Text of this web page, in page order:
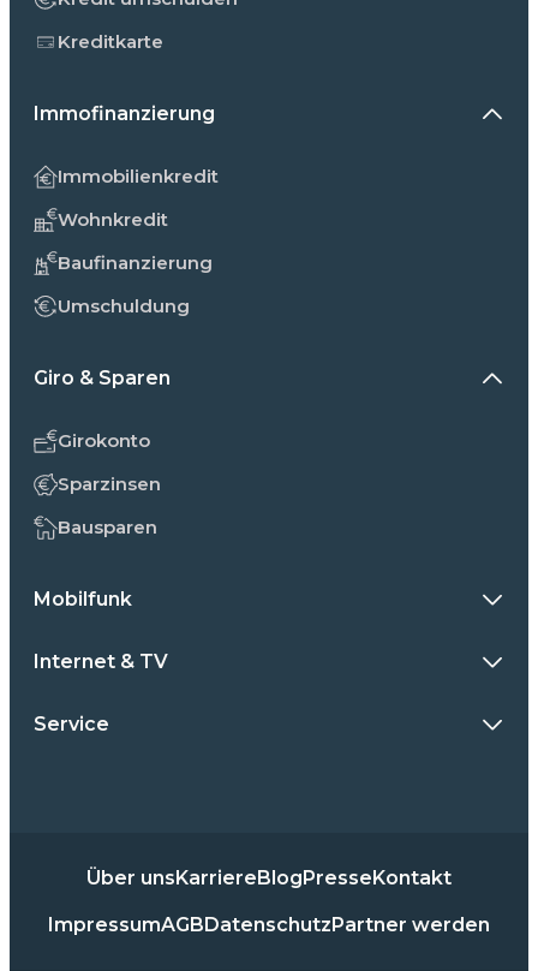
Kreditkarte
Immofinanzierung
Immobilienkredit
Wohnkredit
Baufinanzierung
Umschuldung
Giro & Sparen
Girokonto
Sparzinsen
Bausparen
Mobilfunk
Internet & TV
Service
Über unsKarriereBlogPresseKontakt
ImpressumAGBDatenschutzPartner werden